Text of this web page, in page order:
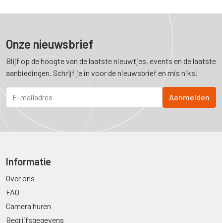
Onze nieuwsbrief
Blijf op de hoogte van de laatste nieuwtjes, events en de laatste
aanbiedingen. Schrijf je in voor de nieuwsbrief en mis niks!
Informatie
Over ons
FAQ
Camera huren
Bedrijfsgegevens